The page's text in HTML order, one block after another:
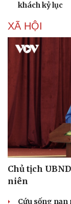
khách kỷ lục
XÃ HỘI
Chủ tịch
niên
Cứu sống